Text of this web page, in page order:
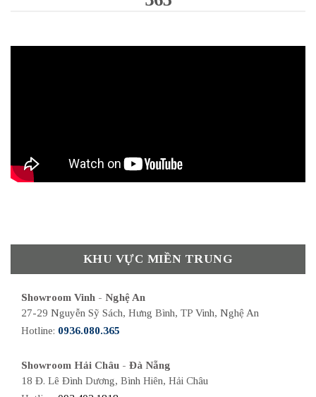
KHU VỰC MIỀN TRUNG
Showroom Vinh - Nghệ An
27-29 Nguyễn Sỹ Sách, Hưng Bình, TP Vinh, Nghệ An
Hotline: 0936.080.365
Showroom Hải Châu - Đà Nẵng
18 Đ. Lê Đình Dương, Bình Hiên, Hải Châu